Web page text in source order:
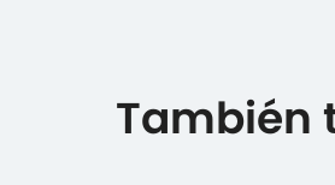
También